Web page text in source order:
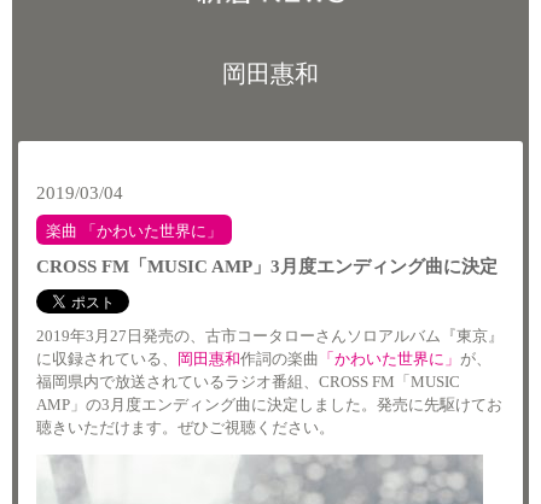
岡田惠和
2019/03/04
楽曲 「かわいた世界に」
CROSS FM「MUSIC AMP」3月度エンディング曲に決定
2019年3月27日発売の、古市コータローさんソロアルバム『東京』
に収録されている、
岡田惠和作詞の楽曲 「かわいた世界に」 が、
福岡県内で放送されているラジオ番組、CROSS FM「MUSIC
AMP」の3月度エンディング曲に決定しました。発売に先駆けてお
聴きいただけます。ぜひご視聴ください。